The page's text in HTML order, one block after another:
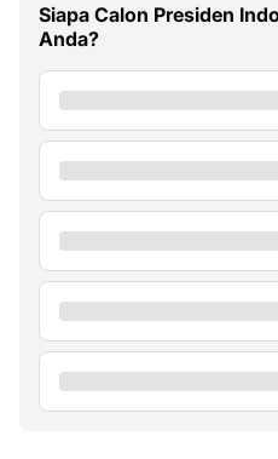
Siapa Calon Presiden
Anda?